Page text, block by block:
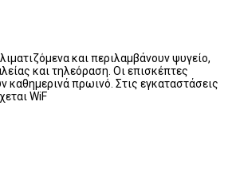
και περιλαμβάνουν ψυγείο,
και τηλεόραση. Οι επισκέπτες
καθημερινά πρωινό. Στις εγκαταστάσεις
WiF